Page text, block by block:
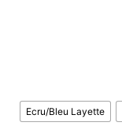
Ecru/Bleu Layette